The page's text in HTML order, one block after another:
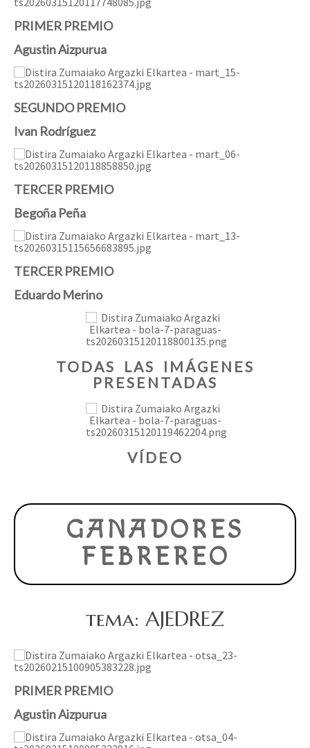
PRIMER PREMIO
Agustin Aizpurua
SEGUNDO PREMIO
Ivan Rodríguez
TERCER PREMIO
Begoña Peña
TERCER PREMIO
Eduardo Merino
TODAS LAS IMÁGENES
PRESENTADAS
VÍDEO
GANADORES
FEBREREO
tema: AJEDREZ
PRIMER PREMIO
Agustin Aizpurua